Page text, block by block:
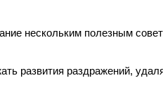
нескольким полезным
развития раздражений,